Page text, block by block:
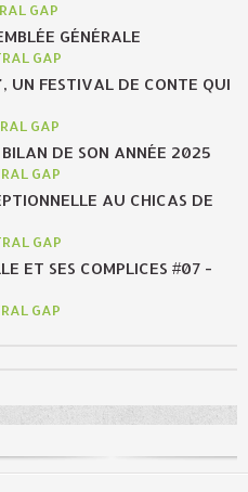
GAP
GÉNÉRALE
GAP
UN FESTIVAL DE CONTE QUI
GAP
DE SON ANNÉE 2025
GAP
AU CHICAS DE
GAP
ET SES COMPLICES #07 -
GAP